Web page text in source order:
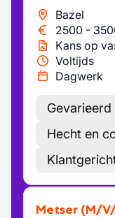
Bazel
2500 -
Kans op
Voltijds
Dagwerk
Hecht en
Metser (M/